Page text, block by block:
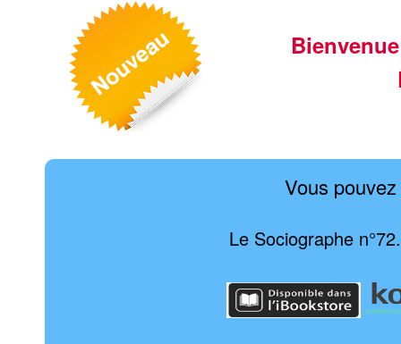
Vous
Le Sociographe